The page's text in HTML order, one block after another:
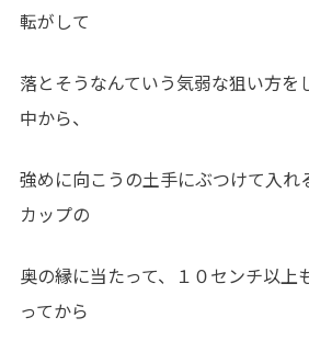
転がして
落とそうなんていう気弱な狙い方を
中から、
強めに向こうの土手にぶつけて入れ
カップの
奥の縁に当たって、１０センチ以上
ってから